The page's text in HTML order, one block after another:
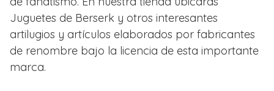
Juguetes de Berserk y otros interesantes
artilugios y artículos elaborados por fabricantes
de renombre bajo la licencia de esta importante
marca.